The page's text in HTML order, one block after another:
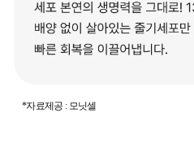
*자료제공 : 모닛셀